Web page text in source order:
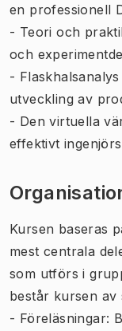
en professionell
- Teori och
och
-
utveckling av
- Den virtuella
effektivt
Kursen baseras
mest centrala
som utförs i
består kursen av
- Föreläsningar: